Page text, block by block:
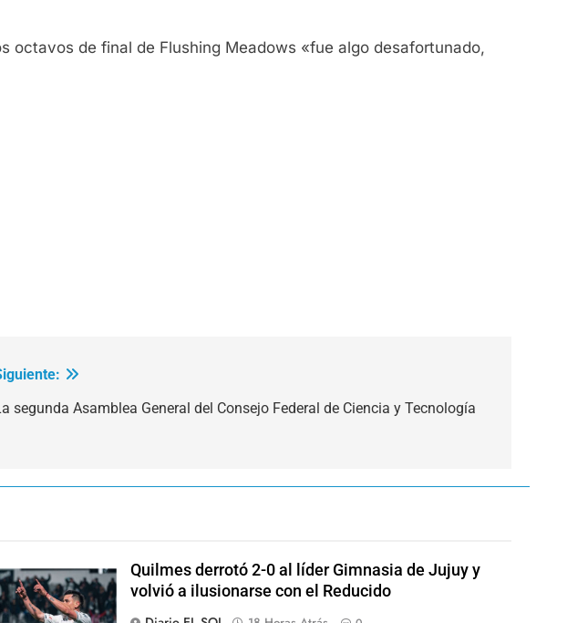
octavos de final de Flushing Meadows «fue algo desafortunado,
segunda Asamblea General del Consejo Federal de Ciencia y Tecnología
Quilmes derrotó 2-0 al líder Gimnasia de Jujuy y
volvió a ilusionarse con el Reducido